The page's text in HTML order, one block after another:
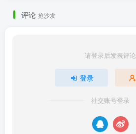
评论 抢沙发
请登录后发表评论
登录
社交账号登录